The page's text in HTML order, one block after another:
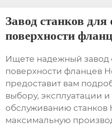
Завод станков для
поверхности
Ищете надежныйзавод
поверхности фланцев
предоставит вам
выбору, эксплуатации
обслуживанию станков
максимальную